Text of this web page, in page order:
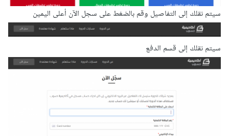
سيتم نقلك إلى التفاصيل وقم بالضغط على سجل الآن أعلى اليمين
سيتم نقلك إلى قسم الدفع